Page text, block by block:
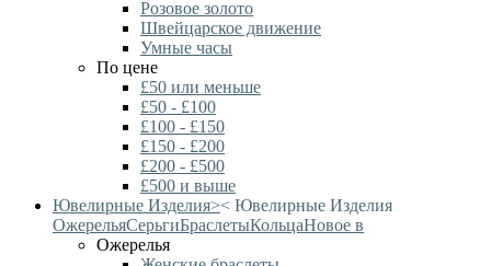
Розовое золото
Швейцарское движение
Умные часы
По цене
£50 или меньше
£50 - £100
£100 - £150
£150 - £200
£200 - £500
£500 и выше
Ювелирные Изделия>< Ювелирные Изделия
ОжерельяСерьгиБраслетыКольцаНовое в
Ожерелья